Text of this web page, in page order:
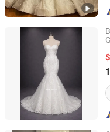
One More Couture
Jiangsu, China